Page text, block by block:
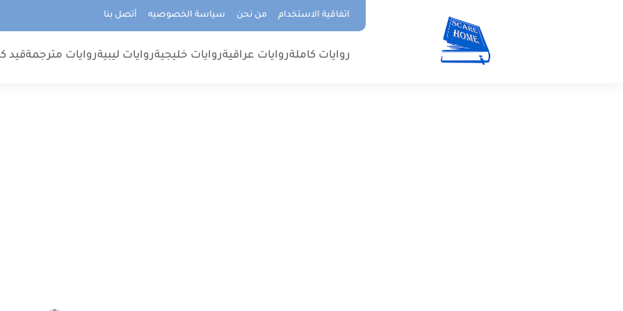
اتفاقية الاستخدام من نحن سياسة الخصوصيه أتصل بنا
روايات كاملةروايات عراقيةروايات خليجيةروايات ليبيةروايات مترجمةقيد